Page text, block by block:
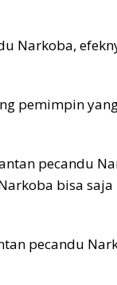
Narkoba,
pemimpin
pecandu
bisa
pecandu